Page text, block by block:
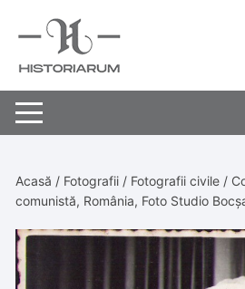
Acasă / Fotografii / Fotografii civile /
comunistă, România, Foto Studio